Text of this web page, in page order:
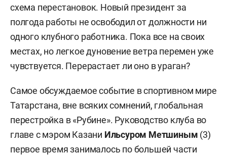
схема перестановок. Новый президент за
полгода работы не освободил от должности ни
одного клубного работника. Пока все на своих
местах, но легкое дуновение ветра перемен уже
чувствуется. Перерастает ли оно в ураган?
Самое обсуждаемое событие в спортивном мире
Татарстана, вне всяких сомнений, глобальная
перестройка в «Рубине». Руководство клуба во
главе с мэром Казани Ильсуром Метшиным (3)
первое время занималось по большей части